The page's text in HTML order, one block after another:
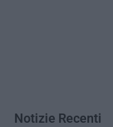
Notizie Recenti